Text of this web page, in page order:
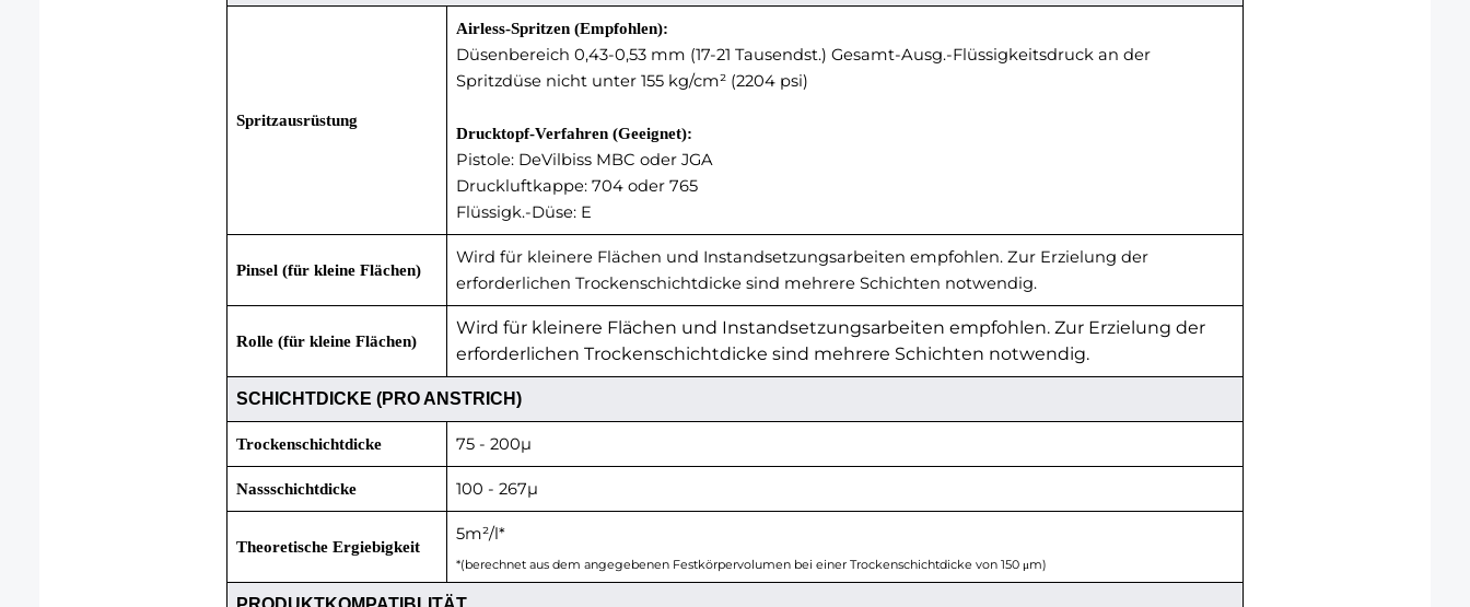
Spritzausrüstung
Airless-Spritzen (Empfohlen):
Düsenbereich 0,43-0,53 mm (17-21 Tausendst.) Gesamt-Ausg.-Flüssigkeitsdruck an der
Spritzdüse nicht unter 155 kg/cm² (2204 psi)
Drucktopf-Verfahren (Geeignet):
Pistole: DeVilbiss MBC oder JGA
Druckluftkappe: 704 oder 765
Flüssigk.-Düse: E
Pinsel (für kleine Flächen)
Wird für kleinere Flächen und Instandsetzungsarbeiten empfohlen. Zur Erzielung der
erforderlichen Trockenschichtdicke sind mehrere Schichten notwendig.
Rolle (für kleine Flächen)
Wird für kleinere Flächen und Instandsetzungsarbeiten empfohlen. Zur Erzielung der
erforderlichen Trockenschichtdicke sind mehrere Schichten notwendig.
SCHICHTDICKE (PRO ANSTRICH)
Trockenschichtdicke 75 - 200µ
Nassschichtdicke 100 - 267µ
Theoretische Ergiebigkeit
5m²/l*
*(berechnet aus dem angegebenen Festkörpervolumen bei einer Trockenschichtdicke von 150 μm)